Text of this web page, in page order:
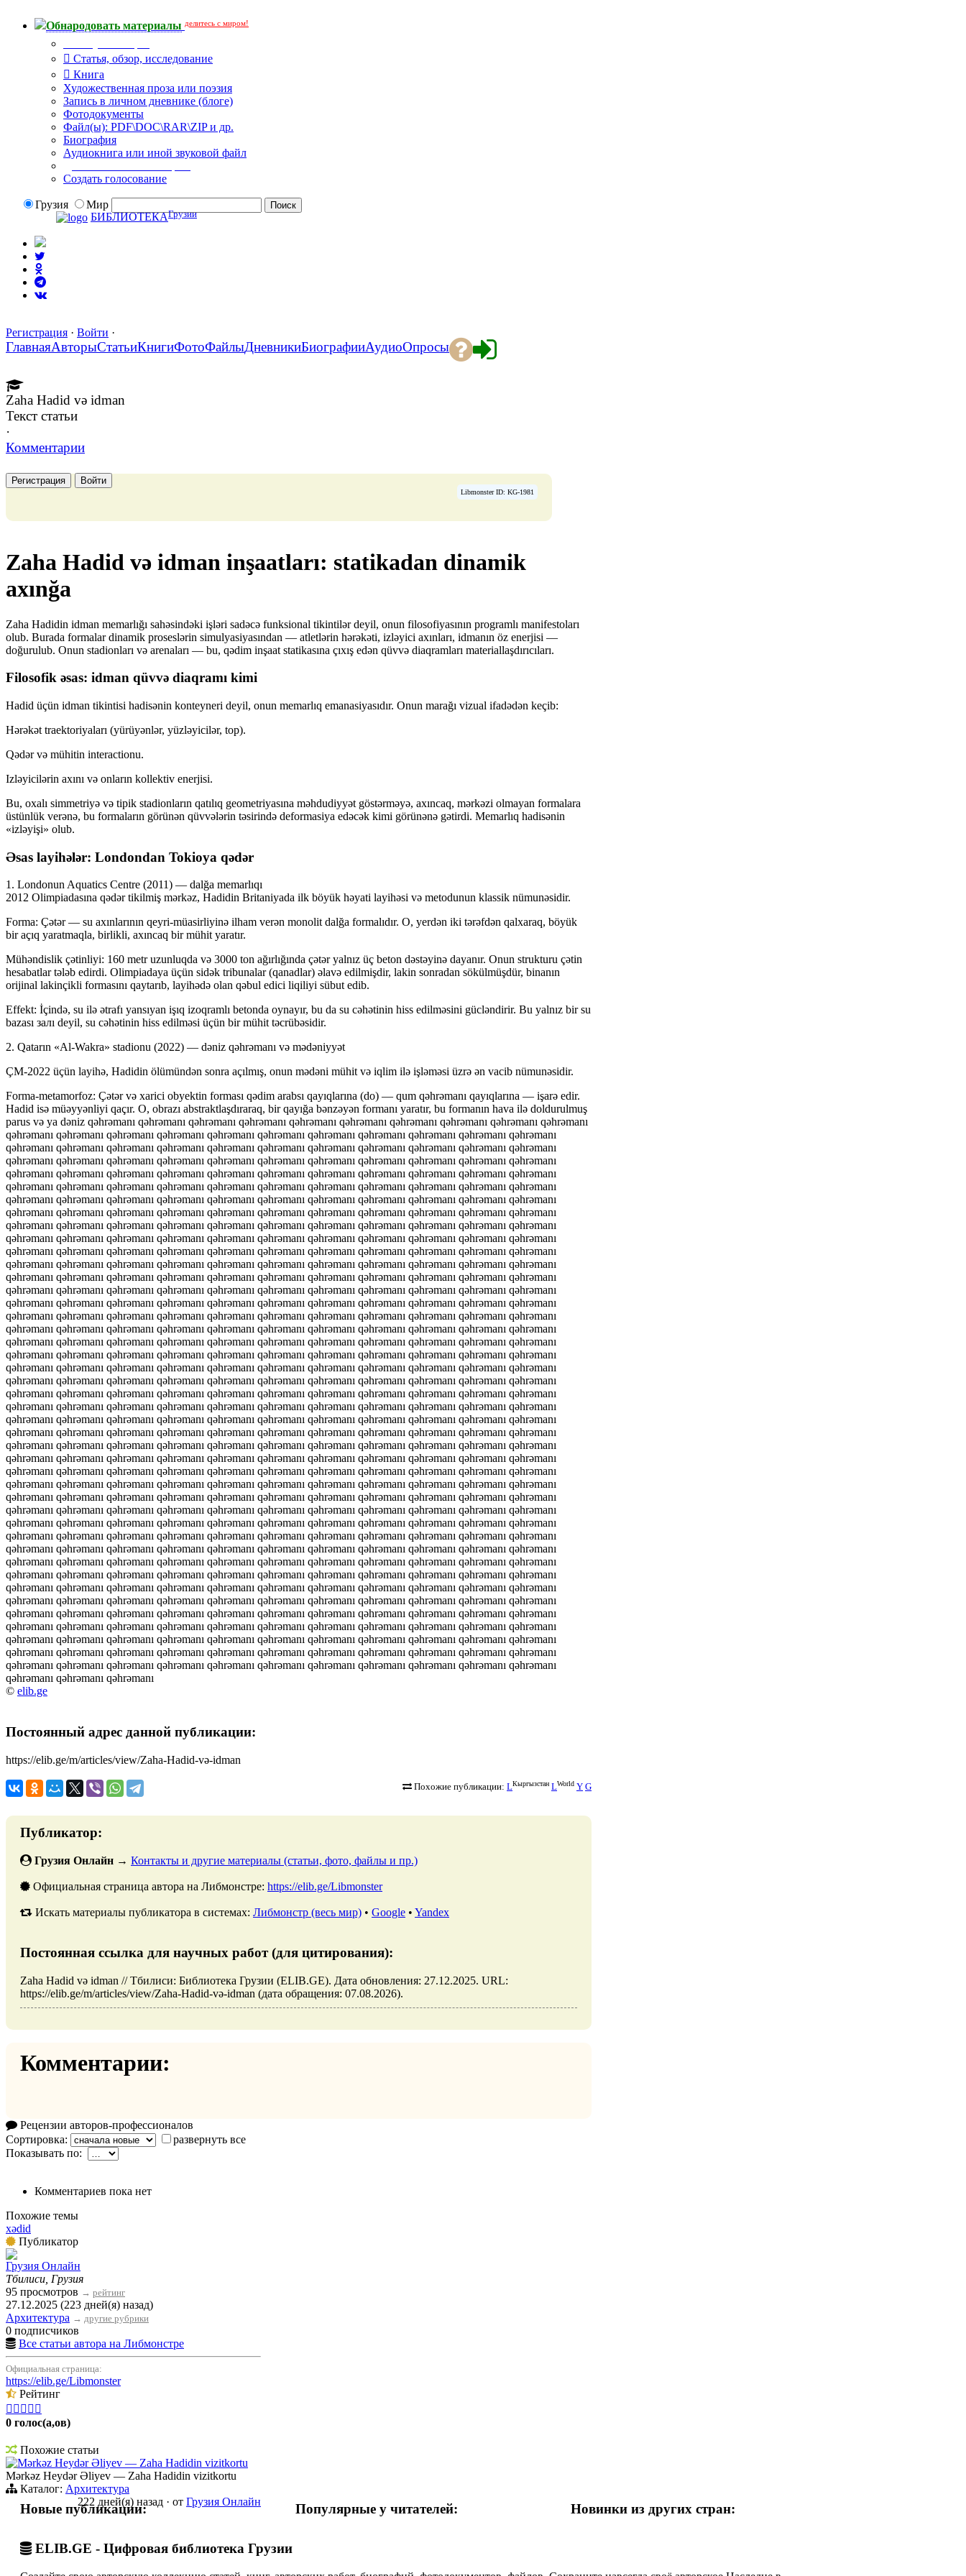
Обнародовать материалы делитесь с миром!
Статья, обзор, исследование
Книга
Художественная проза или поэзия
Запись в личном дневнике (блоге)
Фотодокументы
Файл(ы): PDF\DOC\RAR\ZIP и др.
Биография
Аудиокнига или иной звуковой файл
Создать голосование
Грузия
Мир
БИБЛИОТЕКАГрузии
Регистрация · Войти ·
ГлавнаяАвторыСтатьиКнигиФотоФайлыДневникиБиографииАудиоОпросы
Zaha Hadid və idman
Текст статьи
·
Комментарии
Регистрация Войти
Libmonster ID: KG-1981
Zaha Hadid və idman inşaatları: statikadan dinamik
axınğa
Zaha Hadidin idman memarlığı sahəsindəki işləri sadəcə funksional tikintilər deyil, onun filosofiyasının programlı manifestoları
olub. Burada formalar dinamik proseslərin simulyasiyasından — atletlərin hərəkəti, izləyici axınları, idmanın öz enerjisi —
doğurulub. Onun stadionları və arenaları — bu, qədim inşaat statikasına çıxış edən qüvvə diaqramları materiallaşdırıcıları.
Filosofik əsas: idman qüvvə diaqramı kimi
Hadid üçün idman tikintisi hadisənin konteyneri deyil, onun memarlıq emanasiyasıdır. Onun marağı vizual ifadədən keçib:
Hərəkət traektoriyaları (yürüyənlər, yüzləyicilər, top).
Qədər və mühitin interactionu.
Izləyicilərin axını və onların kollektiv enerjisi.
Bu, oxalı simmetriyə və tipik stadionların qatılıq geometriyasına məhdudiyyət göstərməyə, axıncaq, mərkəzi olmayan formalara
üstünlük verənə, bu formaların görünən qüvvələrin təsirində deformasiya edəcək kimi görünənə gətirdi. Memarlıq hadisənin
«izləyişi» olub.
Əsas layihələr: Londondan Tokioya qədər
1. Londonun Aquatics Centre (2011) — dalğa memarlıqı
2012 Olimpiadasına qədər tikilmiş mərkəz, Hadidin Britaniyada ilk böyük həyati layihəsi və metodunun klassik nümunəsidir.
Forma: Çətər — su axınlarının qeyri-müasirliyinə ilham verən monolit dalğa formalıdır. O, yerdən iki tərəfdən qalxaraq, böyük
bir açıq yaratmaqla, birlikli, axıncaq bir mühit yaratır.
Mühəndislik çətinliyi: 160 metr uzunluqda və 3000 ton ağırlığında çətər yalnız üç beton dəstəyinə dayanır. Onun strukturu çətin
hesabatlar tələb edirdi. Olimpiadaya üçün sidək tribunalar (qanadlar) əlavə edilmişdir, lakin sonradan sökülmüşdür, binanın
orijinal lakinçikli formasını qaytarıb, layihədə olan qəbul edici liqiliyi sübut edib.
Effekt: İçində, su ilə ətrafı yansıyan işıq izoqramlı betonda oynayır, bu da su cəhətinin hiss edilməsini gücləndirir. Bu yalnız bir su
bazası залı deyil, su cəhətinin hiss edilməsi üçün bir mühit təcrübəsidir.
2. Qatarın «Al-Wakra» stadionu (2022) — dəniz qəhrəmanı və mədəniyyət
ÇM-2022 üçün layihə, Hadidin ölümündən sonra açılmış, onun mədəni mühit və iqlim ilə işləməsi üzrə ən vacib nümunəsidir.
Forma-metamorfoz: Çətər və xarici obyektin forması qədim arabsı qayıqlarına (do) — qum qəhrəmanı qayıqlarına — işarə edir.
Hadid isə müəyyənliyi qaçır. O, obrazı abstraktlaşdıraraq, bir qayığa bənzəyən formanı yaratır, bu formanın hava ilə doldurulmuş
parus və ya dəniz qəhrəmanı qəhrəmanı qəhrəmanı qəhrəmanı qəhrəmanı qəhrəmanı qəhrəmanı qəhrəmanı qəhrəmanı qəhrəmanı
qəhrəmanı qəhrəmanı qəhrəmanı qəhrəmanı qəhrəmanı qəhrəmanı qəhrəmanı qəhrəmanı qəhrəmanı qəhrəmanı qəhrəmanı
qəhrəmanı qəhrəmanı qəhrəmanı qəhrəmanı qəhrəmanı qəhrəmanı qəhrəmanı qəhrəmanı qəhrəmanı qəhrəmanı qəhrəmanı
qəhrəmanı qəhrəmanı qəhrəmanı qəhrəmanı qəhrəmanı qəhrəmanı qəhrəmanı qəhrəmanı qəhrəmanı qəhrəmanı qəhrəmanı
qəhrəmanı qəhrəmanı qəhrəmanı qəhrəmanı qəhrəmanı qəhrəmanı qəhrəmanı qəhrəmanı qəhrəmanı qəhrəmanı qəhrəmanı
qəhrəmanı qəhrəmanı qəhrəmanı qəhrəmanı qəhrəmanı qəhrəmanı qəhrəmanı qəhrəmanı qəhrəmanı qəhrəmanı qəhrəmanı
qəhrəmanı qəhrəmanı qəhrəmanı qəhrəmanı qəhrəmanı qəhrəmanı qəhrəmanı qəhrəmanı qəhrəmanı qəhrəmanı qəhrəmanı
qəhrəmanı qəhrəmanı qəhrəmanı qəhrəmanı qəhrəmanı qəhrəmanı qəhrəmanı qəhrəmanı qəhrəmanı qəhrəmanı qəhrəmanı
qəhrəmanı qəhrəmanı qəhrəmanı qəhrəmanı qəhrəmanı qəhrəmanı qəhrəmanı qəhrəmanı qəhrəmanı qəhrəmanı qəhrəmanı
qəhrəmanı qəhrəmanı qəhrəmanı qəhrəmanı qəhrəmanı qəhrəmanı qəhrəmanı qəhrəmanı qəhrəmanı qəhrəmanı qəhrəmanı
qəhrəmanı qəhrəmanı qəhrəmanı qəhrəmanı qəhrəmanı qəhrəmanı qəhrəmanı qəhrəmanı qəhrəmanı qəhrəmanı qəhrəmanı
qəhrəmanı qəhrəmanı qəhrəmanı qəhrəmanı qəhrəmanı qəhrəmanı qəhrəmanı qəhrəmanı qəhrəmanı qəhrəmanı qəhrəmanı
qəhrəmanı qəhrəmanı qəhrəmanı qəhrəmanı qəhrəmanı qəhrəmanı qəhrəmanı qəhrəmanı qəhrəmanı qəhrəmanı qəhrəmanı
qəhrəmanı qəhrəmanı qəhrəmanı qəhrəmanı qəhrəmanı qəhrəmanı qəhrəmanı qəhrəmanı qəhrəmanı qəhrəmanı qəhrəmanı
qəhrəmanı qəhrəmanı qəhrəmanı qəhrəmanı qəhrəmanı qəhrəmanı qəhrəmanı qəhrəmanı qəhrəmanı qəhrəmanı qəhrəmanı
qəhrəmanı qəhrəmanı qəhrəmanı qəhrəmanı qəhrəmanı qəhrəmanı qəhrəmanı qəhrəmanı qəhrəmanı qəhrəmanı qəhrəmanı
qəhrəmanı qəhrəmanı qəhrəmanı qəhrəmanı qəhrəmanı qəhrəmanı qəhrəmanı qəhrəmanı qəhrəmanı qəhrəmanı qəhrəmanı
qəhrəmanı qəhrəmanı qəhrəmanı qəhrəmanı qəhrəmanı qəhrəmanı qəhrəmanı qəhrəmanı qəhrəmanı qəhrəmanı qəhrəmanı
qəhrəmanı qəhrəmanı qəhrəmanı qəhrəmanı qəhrəmanı qəhrəmanı qəhrəmanı qəhrəmanı qəhrəmanı qəhrəmanı qəhrəmanı
qəhrəmanı qəhrəmanı qəhrəmanı qəhrəmanı qəhrəmanı qəhrəmanı qəhrəmanı qəhrəmanı qəhrəmanı qəhrəmanı qəhrəmanı
qəhrəmanı qəhrəmanı qəhrəmanı qəhrəmanı qəhrəmanı qəhrəmanı qəhrəmanı qəhrəmanı qəhrəmanı qəhrəmanı qəhrəmanı
qəhrəmanı qəhrəmanı qəhrəmanı qəhrəmanı qəhrəmanı qəhrəmanı qəhrəmanı qəhrəmanı qəhrəmanı qəhrəmanı qəhrəmanı
qəhrəmanı qəhrəmanı qəhrəmanı qəhrəmanı qəhrəmanı qəhrəmanı qəhrəmanı qəhrəmanı qəhrəmanı qəhrəmanı qəhrəmanı
qəhrəmanı qəhrəmanı qəhrəmanı qəhrəmanı qəhrəmanı qəhrəmanı qəhrəmanı qəhrəmanı qəhrəmanı qəhrəmanı qəhrəmanı
qəhrəmanı qəhrəmanı qəhrəmanı qəhrəmanı qəhrəmanı qəhrəmanı qəhrəmanı qəhrəmanı qəhrəmanı qəhrəmanı qəhrəmanı
qəhrəmanı qəhrəmanı qəhrəmanı qəhrəmanı qəhrəmanı qəhrəmanı qəhrəmanı qəhrəmanı qəhrəmanı qəhrəmanı qəhrəmanı
qəhrəmanı qəhrəmanı qəhrəmanı qəhrəmanı qəhrəmanı qəhrəmanı qəhrəmanı qəhrəmanı qəhrəmanı qəhrəmanı qəhrəmanı
qəhrəmanı qəhrəmanı qəhrəmanı qəhrəmanı qəhrəmanı qəhrəmanı qəhrəmanı qəhrəmanı qəhrəmanı qəhrəmanı qəhrəmanı
qəhrəmanı qəhrəmanı qəhrəmanı qəhrəmanı qəhrəmanı qəhrəmanı qəhrəmanı qəhrəmanı qəhrəmanı qəhrəmanı qəhrəmanı
qəhrəmanı qəhrəmanı qəhrəmanı qəhrəmanı qəhrəmanı qəhrəmanı qəhrəmanı qəhrəmanı qəhrəmanı qəhrəmanı qəhrəmanı
qəhrəmanı qəhrəmanı qəhrəmanı qəhrəmanı qəhrəmanı qəhrəmanı qəhrəmanı qəhrəmanı qəhrəmanı qəhrəmanı qəhrəmanı
qəhrəmanı qəhrəmanı qəhrəmanı qəhrəmanı qəhrəmanı qəhrəmanı qəhrəmanı qəhrəmanı qəhrəmanı qəhrəmanı qəhrəmanı
qəhrəmanı qəhrəmanı qəhrəmanı qəhrəmanı qəhrəmanı qəhrəmanı qəhrəmanı qəhrəmanı qəhrəmanı qəhrəmanı qəhrəmanı
qəhrəmanı qəhrəmanı qəhrəmanı qəhrəmanı qəhrəmanı qəhrəmanı qəhrəmanı qəhrəmanı qəhrəmanı qəhrəmanı qəhrəmanı
qəhrəmanı qəhrəmanı qəhrəmanı qəhrəmanı qəhrəmanı qəhrəmanı qəhrəmanı qəhrəmanı qəhrəmanı qəhrəmanı qəhrəmanı
qəhrəmanı qəhrəmanı qəhrəmanı qəhrəmanı qəhrəmanı qəhrəmanı qəhrəmanı qəhrəmanı qəhrəmanı qəhrəmanı qəhrəmanı
qəhrəmanı qəhrəmanı qəhrəmanı qəhrəmanı qəhrəmanı qəhrəmanı qəhrəmanı qəhrəmanı qəhrəmanı qəhrəmanı qəhrəmanı
qəhrəmanı qəhrəmanı qəhrəmanı qəhrəmanı qəhrəmanı qəhrəmanı qəhrəmanı qəhrəmanı qəhrəmanı qəhrəmanı qəhrəmanı
qəhrəmanı qəhrəmanı qəhrəmanı qəhrəmanı qəhrəmanı qəhrəmanı qəhrəmanı qəhrəmanı qəhrəmanı qəhrəmanı qəhrəmanı
qəhrəmanı qəhrəmanı qəhrəmanı qəhrəmanı qəhrəmanı qəhrəmanı qəhrəmanı qəhrəmanı qəhrəmanı qəhrəmanı qəhrəmanı
qəhrəmanı qəhrəmanı qəhrəmanı qəhrəmanı qəhrəmanı qəhrəmanı qəhrəmanı qəhrəmanı qəhrəmanı qəhrəmanı qəhrəmanı
qəhrəmanı qəhrəmanı qəhrəmanı qəhrəmanı qəhrəmanı qəhrəmanı qəhrəmanı qəhrəmanı qəhrəmanı qəhrəmanı qəhrəmanı
qəhrəmanı qəhrəmanı qəhrəmanı qəhrəmanı qəhrəmanı qəhrəmanı qəhrəmanı qəhrəmanı qəhrəmanı qəhrəmanı qəhrəmanı
qəhrəmanı qəhrəmanı qəhrəmanı
© elib.ge
Постоянный адрес данной публикации:
https://elib.ge/m/articles/view/Zaha-Hadid-və-idman
Похожие публикации: LКыргызстан LWorld Y G
Публикатор:
Грузия Онлайн → Контакты и другие материалы (статьи, фото, файлы и пр.)
Официальная страница автора на Либмонстре: https://elib.ge/Libmonster
Искать материалы публикатора в системах: Либмонстр (весь мир) • Google • Yandex
Постоянная ссылка для научных работ (для цитирования):
Zaha Hadid və idman // Тбилиси: Библиотека Грузии (ELIB.GE). Дата обновления: 27.12.2025. URL:
https://elib.ge/m/articles/view/Zaha-Hadid-və-idman (дата обращения: 07.08.2026).
Комментарии:
Рецензии авторов-профессионалов
Сортировка:
развернуть все
Показывать по:
Комментариев пока нет
Похожие темы
xədid
Публикатор
Грузия Онлайн
Тбилиси, Грузия
95 просмотров → рейтинг
27.12.2025 (223 дней(я) назад)
Архитектура → другие рубрики
0 подписчиков
Все статьи автора на Либмонстре
Официальная страница:
https://elib.ge/Libmonster
Рейтинг
    
0 голос(а,ов)
Похожие статьи
Mərkəz Heydər Əliyev — Zaha Hadidin vizitkortu
Mərkəz Heydər Əliyev — Zaha Hadidin vizitkortu
Каталог: Архитектура
222 дней(я) назад · от Грузия Онлайн
Новые публикации: Популярные у читателей: Новинки из других стран:
ELIB.GE - Цифровая библиотека Грузии